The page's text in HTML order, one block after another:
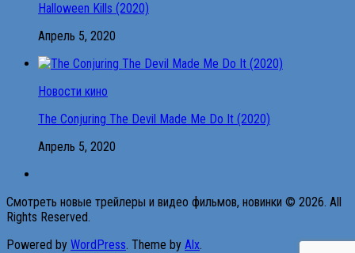
Halloween Kills (2020)
Апрель 5, 2020
Новости кино
The Conjuring The Devil Made Me Do It (2020)
Апрель 5, 2020
Смотреть новые трейлеры и видео фильмов, новинки © 2026. All
Rights Reserved.
Powered by WordPress. Theme by Alx.